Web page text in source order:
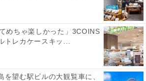
めちゃ楽しかった」3COINS
トレカケースキッ...
を望む駅ビルの大観覧車に、